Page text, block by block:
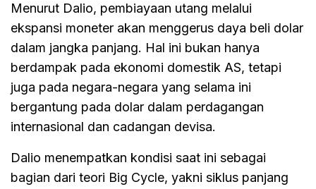
Menurut Dalio, pembiayaan utang melalui
ekspansi moneter akan menggerus daya beli dolar
dalam jangka panjang. Hal ini bukan hanya
berdampak pada ekonomi domestik AS, tetapi
juga pada negara-negara yang selama ini
bergantung pada dolar dalam perdagangan
internasional dan cadangan devisa.
Dalio menempatkan kondisi saat ini sebagai
bagian dari teori Big Cycle, yakni siklus panjang